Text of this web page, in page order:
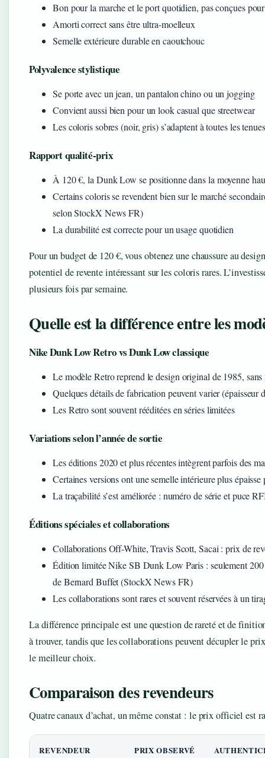
Bon pour la marche et le port quotidien, pas conçues
Amorti correct sans être ultra-moelleux
Semelle extérieure durable en caoutchouc
Polyvalence stylistique
Se porte avec un jean, un pantalon chino ou un jogging
Convient aussi bien pour un look casual que streetwear
Les coloris sobres (noir, gris) s’adaptent à toutes les tenues
Rapport qualité-prix
À 120 €, la Dunk Low se positionne dans la moyenne
Certains coloris se revendent bien sur le marché
selon StockX News FR)
La durabilité est correcte pour un usage quotidien
Pour un budget de 120 €, vous obtenez une chaussure au
potentiel de revente intéressant sur les coloris rares.
plusieurs fois par semaine.
Quelle est la différence entre les
Nike Dunk Low Retro vs Dunk Low classique
Le modèle Retro reprend le design original de 1985,
Quelques détails de fabrication peuvent varier (épaisseur
Les Retro sont souvent rééditées en séries limitées
Variations selon l’année de sortie
Les éditions 2020 et plus récentes intègrent parfois des
Certaines versions ont une semelle intérieure plus
La traçabilité s’est améliorée : numéro de série et puce
Éditions spéciales et collaborations
Collaborations Off-White, Travis Scott, Sacai : prix de
Édition limitée Nike SB Dunk Low Paris : seulement
de Bernard Buffet (StockX News FR)
Les collaborations sont rares et souvent réservées à un
La différence principale est une question de rareté et de
à trouver, tandis que les collaborations peuvent décupler le
le meilleur choix.
Comparaison des revendeurs
Quatre canaux d’achat, un même constat : le prix officiel est
REVENDEUR PRIX OBSERVÉ